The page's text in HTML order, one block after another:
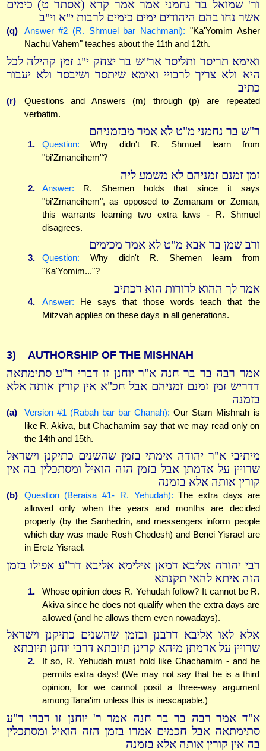
ור' שמואל בר נחמני אמר אמר קרא (אסתר ט) כימים
אשר נחו בהם היהודים ימים כימים לרבות י"א וי"ב
(q) Answer #2 (R. Shmuel bar Nachmani): "Ka'Yomim Asher
Nachu Vahem" teaches about the 11th and 12th.
ואימא תריסר ותליסר אר"ש בר יצחק י"ג זמן קהילה לכל
היא ולא צריך לרבויי ואימא שיתסר ושיבסר ולא יעבור
כתיב
(r)
Questions and Answers (m) through (p) are repeated
verbatim.
ר"ש בר נחמני מ"ט לא אמר מבזמניהם
1. Question: Why didn't R. Shmuel learn from
"bi'Zmaneihem"?
זמן זמנם זמניהם לא משמע ליה
2. Answer: R. Shemen holds that since it says
"bi'Zmaneihem", as opposed to Zemanam or Zeman,
this warrants learning two extra laws - R. Shmuel
disagrees.
ורב שמן בר אבא מ"ט לא אמר מכימים
3. Question: Why didn't R. Shemen learn from
"Ka'Yomim..."?
אמר לך ההוא לדורות הוא דכתיב
4. Answer: He says that those words teach that the
Mitzvah applies on these days in all generations.
3) AUTHORSHIP OF THE MISHNAH
אמר רבה בר בר חנה א"ר יוחנן זו דברי ר"ע סתימתאה
דדריש זמן זמנם זמניהם אבל חכ"א אין קורין אותה אלא
בזמנה
(a) Version #1 (Rabah bar bar Chanah): Our Stam Mishnah is
like R. Akiva, but Chachamim say that we may read only on
the 14th and 15th.
מיתיבי א"ר יהודה אימתי בזמן שהשנים כתיקנן וישראל
שרויין על אדמתן אבל בזמן הזה הואיל ומסתכלין בה אין
קורין אותה אלא בזמנה
(b) Question (Beraisa #1- R. Yehudah): The extra days are
allowed only when the years and months are decided
properly (by the Sanhedrin, and messengers inform people
which day was made Rosh Chodesh) and Benei Yisrael are
in Eretz Yisrael.
רבי יהודה אליבא דמאן אילימא אליבא דר"ע אפילו בזמן
הזה איתא להאי תקנתא
1.
Whose opinion does R. Yehudah follow? It cannot be R.
Akiva since he does not qualify when the extra days are
allowed (and he allows them even nowadays).
אלא לאו אליבא דרבנן ובזמן שהשנים כתיקנן וישראל
שרויין על אדמתן מיהא קרינן תיובתא דרבי יוחנן תיובתא
2.
If so, R. Yehudah must hold like Chachamim - and he
permits extra days! (We may not say that he is a third
opinion, for we cannot posit a three-way argument
among Tana'im unless this is inescapable.)
א"ד אמר רבה בר בר חנה אמר ר' יוחנן זו דברי ר"ע
סתימתאה אבל חכמים אמרו בזמן הזה הואיל ומסתכלין
בה אין קורין אותה אלא בזמנה